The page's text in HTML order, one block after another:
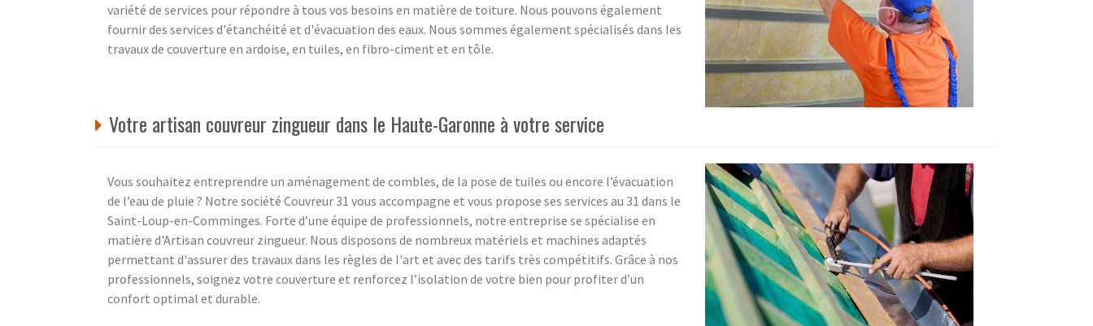
variété de services pour répondre à tous vos besoins en matière de toiture. Nous pouvons également
fournir des services d'étanchéité et d'évacuation des eaux. Nous sommes également spécialisés dans les
travaux de couverture en ardoise, en tuiles, en fibro-ciment et en tôle.
Votre artisan couvreur zingueur dans le Haute-Garonne à votre service
Vous souhaitez entreprendre un aménagement de combles, de la pose de tuiles ou encore l’évacuation
de l’eau de pluie ? Notre société Couvreur 31 vous accompagne et vous propose ses services au 31 dans le
Saint-Loup-en-Comminges. Forte d’une équipe de professionnels, notre entreprise se spécialise en
matière d'Artisan couvreur zingueur. Nous disposons de nombreux matériels et machines adaptés
permettant d'assurer des travaux dans les règles de l'art et avec des tarifs très compétitifs. Grâce à nos
professionnels, soignez votre couverture et renforcez l’isolation de votre bien pour profiter d’un
confort optimal et durable.